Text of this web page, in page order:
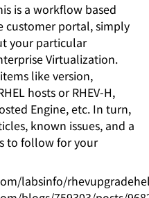
is a workflow based
customer portal, simply
your particular
Virtualization.
like version,
hosts or RHEV-H,
Engine, etc. In turn,
known issues, and a
to follow for your
labsinfo/